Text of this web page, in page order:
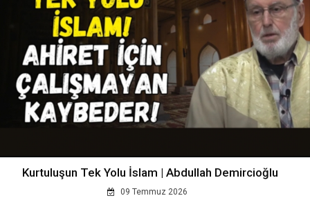
Kurtuluşun Tek Yolu İslam | Abdullah Demircioğlu
09 Temmuz 2026